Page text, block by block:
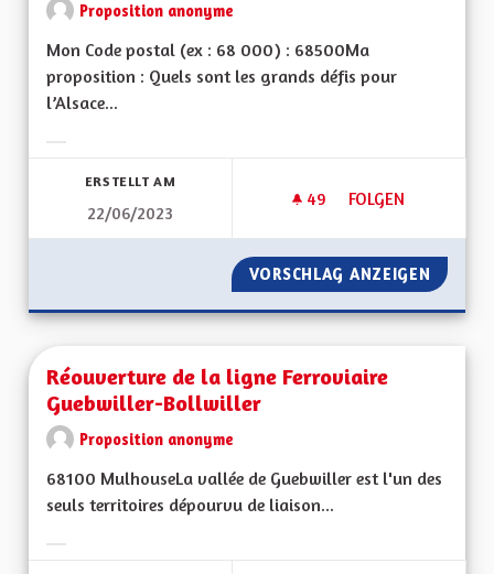
Proposition anonyme
Mon Code postal (ex : 68 000) : 68500Ma
proposition : Quels sont les grands défis pour
l’Alsace...
ERSTELLT AM
22/06/2023
49 49 FOLLOWER
FOLGEN
PARTICULARITÉS
VORSCHLAG ANZEIGEN
Réouverture de la ligne Ferroviaire
Guebwiller-Bollwiller
Proposition anonyme
68100 MulhouseLa vallée de Guebwiller est l'un des
seuls territoires dépourvu de liaison...